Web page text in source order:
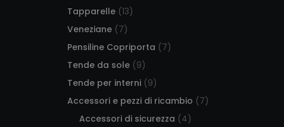
Tapparelle (13)
Veneziane (7)
Pensiline Copriporta (7)
Tende da sole (9)
Tende per interni (9)
Accessori e pezzi di ricambio (7)
Accessori di sicurezza (4)